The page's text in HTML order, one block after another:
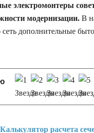
электромонтеры
модернизации. В
дополнительные